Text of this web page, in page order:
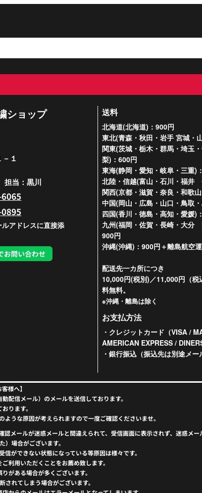
ショップ
１
担当：黒川
アドレスに直接添
お問い合わせ
送料
北海道(北海道)：900円
東北(青森・秋田・岩手 宮城・
関東(茨城・栃木・群馬・埼玉
梨)：600円
東海(静岡・愛知・岐阜・三重)
北陸・信越(富山・石川・福井
関西(京都・滋賀・奈良・和歌
中国(岡山・広島・山口・鳥取
四国(香川・徳島・高知・愛媛)
九州(福岡・佐賀・長崎・大分
900円
沖縄(沖縄)：900円＋離島航空
配送先一カ所につき
10,000円(税別)／11,000円（税
料無料。
※沖縄・離島は除く
お支払方法
・クレジットカード（VISA /
AMERICAN EXPRESS /
・銀行振込（振込先は別途メー
様へ】
配信メール）のメールを送信しております。
ります。
うな原因が考えられますので一度ご確認くださいませ。
メールが迷惑メールと間違えられて、受信画面に表示されず、迷惑メ
）場合がございます。
ができない状態になっている等原因は様々です。
利用いただくことをお薦め致します。
がある場合が多くございます。
されてしまう場合がございます。